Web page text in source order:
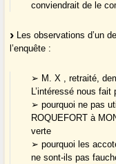
conviendrait de le
Les observations d’un
l’enquête :
➢ M. X , retraité,
L’intéressé nous
➢ pourquoi ne pas
ROQUEFORT à
verte
➢ pourquoi les
ne sont-ils pas